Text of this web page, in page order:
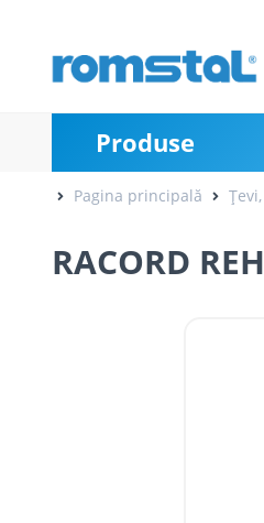
Produse
Pagina principală
RACORD